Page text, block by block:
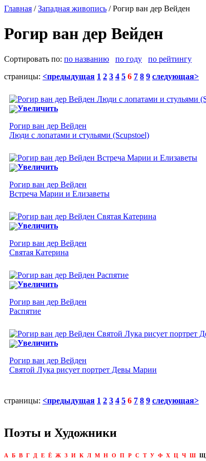
Главная /Западная живопись / Рогир ван дер Вейден
Рогир ван дер Вейден
Сортировать по: по названию по году
по рейтингу
страницы: <предыдущая 1 2 3 4 5 6 7 8 9 следующая>
Увеличить
Рогир ван дер Вейден
Люди с лопатами и стульями (Scupstoel)
Увеличить
Рогир ван дер Вейден
Встреча Марии и Елизаветы
Увеличить
Рогир ван дер Вейден
Святая Катерина
Увеличить
Рогир ван дер Вейден
Распятие
Увеличить
Рогир ван дер Вейден
Святой Лука рисует портрет Девы Марии
страницы: <предыдущая 1 2 3 4 5 6 7 8 9 следующая>
Поэты и Художники
А Б В Г Д Е Ё Ж З И К Л М Н О П Р С Т У Ф Х Ц Ч Ш Щ